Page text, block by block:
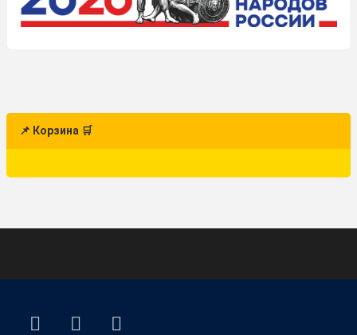
📌 Корзина 🛒
ВКонтакте
YouTube
E-mail